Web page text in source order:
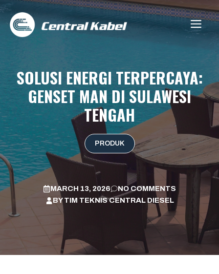
Skip
content
SOLUSI ENERGI TERPERCAYA:
GENSET MAN DI SULAWESI
TENGAH
PRODUK
MARCH 13, 2026
NO COMMENTS
BYTIM TEKNIS CENTRAL DIESEL